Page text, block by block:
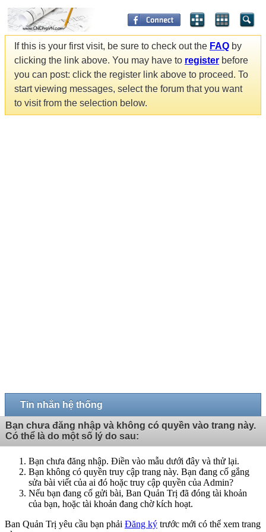
If this is your first visit, be sure to check out the FAQ by
clicking the link above. You may have to register before
you can post: click the register link above to proceed. To
start viewing messages, select the forum that you want
to visit from the selection below.
Tin nhắn hệ thống
Bạn chưa đăng nhập và không có quyền vào trang này.
Có thể là do một số lý do sau:
Bạn chưa đăng nhập. Điền vào mẫu dưới đây và thử lại.
Bạn không có quyền truy cập trang này. Bạn đang cố gắng
sửa bài viết của ai đó hoặc truy cập quyền của Admin?
Nếu bạn đang cố gửi bài, Ban Quản Trị đã đóng tài khoản
của bạn, hoặc tài khoản đang chờ kích hoạt.
Ban Quản Trị yêu cầu bạn phải Đăng ký trước mới có thể xem trang